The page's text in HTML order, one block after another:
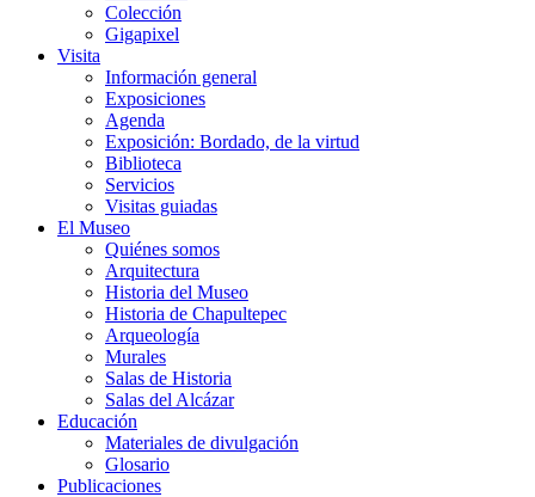
Colección
Gigapixel
Visita
Información general
Exposiciones
Agenda
Exposición: Bordado, de la virtud
Biblioteca
Servicios
Visitas guiadas
El Museo
Quiénes somos
Arquitectura
Historia del Museo
Historia de Chapultepec
Arqueología
Murales
Salas de Historia
Salas del Alcázar
Educación
Materiales de divulgación
Glosario
Publicaciones